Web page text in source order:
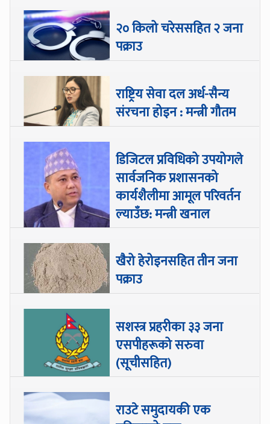
२० किलो चरेससहित २ जना
पक्राउ
राष्ट्रिय सेवा दल अर्ध-सैन्य
संरचना होइन : मन्त्री गौतम
डिजिटल प्रविधिको उपयोगले
सार्वजनिक प्रशासनको
कार्यशैलीमा आमूल परिवर्तन
ल्याउँछ: मन्त्री खनाल
खैरो हेरोइनसहित तीन जना
पक्राउ
सशस्त्र प्रहरीका ३३ जना
एसपीहरूको सरुवा
(सूचीसहित)
राउटे समुदायकी एक